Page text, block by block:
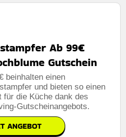
Ab 99€
Gutschein
beinhalten einen
und bieten so einen
für die Küche dank des
Gutscheinangebots.
ANGEBOT